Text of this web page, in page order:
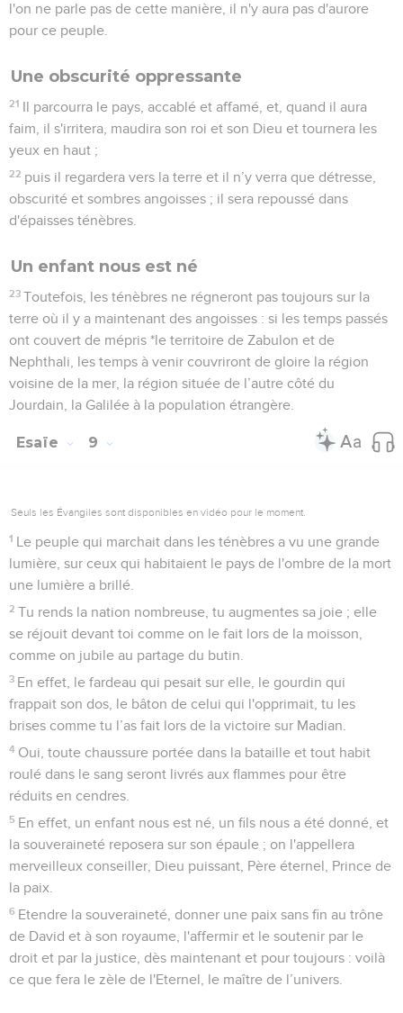
l'on ne parle pas de cette manière, il n'y aura pas d'aurore
pour ce peuple.
Une obscurité oppressante
21 Il parcourra le pays, accablé et affamé, et, quand il aura
faim, il s'irritera, maudira son roi et son Dieu et tournera les
yeux en haut ;
22 puis il regardera vers la terre et il n’y verra que détresse,
obscurité et sombres angoisses ; il sera repoussé dans
d'épaisses ténèbres.
Un enfant nous est né
23 Toutefois, les ténèbres ne régneront pas toujours sur la
terre où il y a maintenant des angoisses : si les temps passés
ont couvert de mépris *le territoire de Zabulon et de
Nephthali, les temps à venir couvriront de gloire la région
voisine de la mer, la région située de l’autre côté du
Jourdain, la Galilée à la population étrangère.
Esaïe 9
Seuls les Évangiles sont disponibles en vidéo pour le moment.
1 Le peuple qui marchait dans les ténèbres a vu une grande
lumière, sur ceux qui habitaient le pays de l'ombre de la mort
une lumière a brillé.
2 Tu rends la nation nombreuse, tu augmentes sa joie ; elle
se réjouit devant toi comme on le fait lors de la moisson,
comme on jubile au partage du butin.
3 En effet, le fardeau qui pesait sur elle, le gourdin qui
frappait son dos, le bâton de celui qui l'opprimait, tu les
brises comme tu l’as fait lors de la victoire sur Madian.
4 Oui, toute chaussure portée dans la bataille et tout habit
roulé dans le sang seront livrés aux flammes pour être
réduits en cendres.
5 En effet, un enfant nous est né, un fils nous a été donné, et
la souveraineté reposera sur son épaule ; on l'appellera
merveilleux conseiller, Dieu puissant, Père éternel, Prince de
la paix.
6 Etendre la souveraineté, donner une paix sans fin au trône
de David et à son royaume, l'affermir et le soutenir par le
droit et par la justice, dès maintenant et pour toujours : voilà
ce que fera le zèle de l'Eternel, le maître de l’univers.